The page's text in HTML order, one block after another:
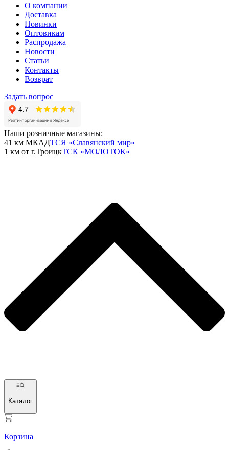
О компании
Доставка
Новинки
Оптовикам
Распродажа
Новости
Статьи
Контакты
Возврат
Задать вопрос
Наши розничные магазины:
41 км МКАДТСЯ «Славянский мир»
1 км от г.ТроицкТСК «МОЛОТОК»
Каталог
Корзина